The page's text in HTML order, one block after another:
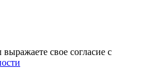
свое согласие с